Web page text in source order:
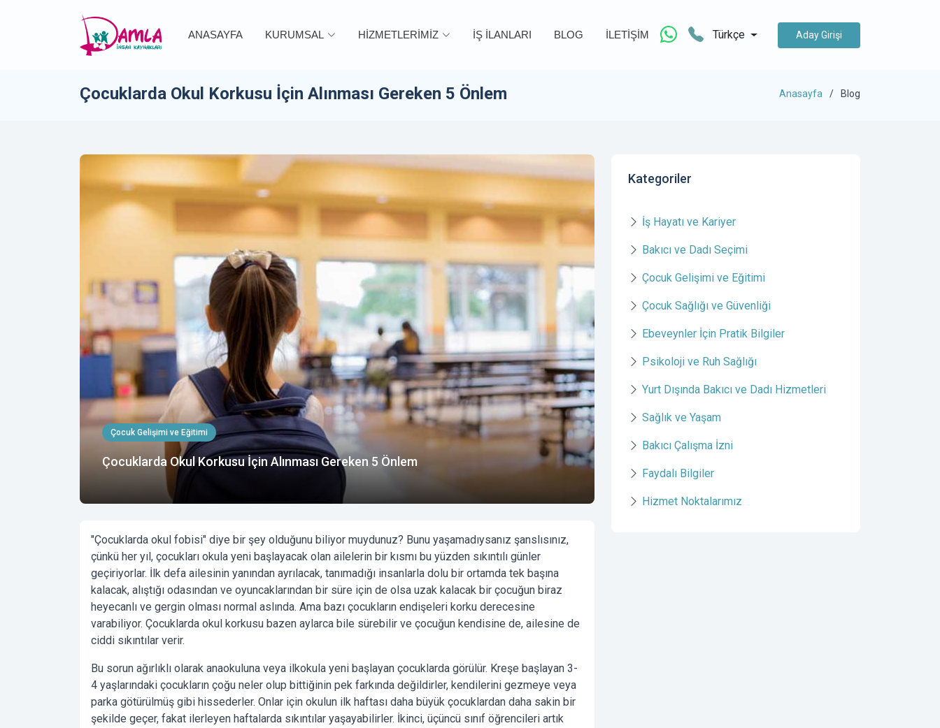
ANASAYFA KURUMSAL HİZMETLERİMİZ İŞ İLANLARI BLOG İLETİŞİM Türkçe Aday Girişi
Çocuklarda Okul Korkusu İçin Alınması Gereken 5 Önlem Anasayfa Blog
Çocuk Gelişimi ve Eğitimi
Çocuklarda Okul Korkusu İçin Alınması Gereken 5 Önlem
"Çocuklarda okul fobisi" diye bir şey olduğunu biliyor muydunuz? Bunu yaşamadıysanız şanslısınız,
çünkü her yıl, çocukları okula yeni başlayacak olan ailelerin bir kısmı bu yüzden sıkıntılı günler
geçiriyorlar. İlk defa ailesinin yanından ayrılacak, tanımadığı insanlarla dolu bir ortamda tek başına
kalacak, alıştığı odasından ve oyuncaklarından bir süre için de olsa uzak kalacak bir çocuğun biraz
heyecanlı ve gergin olması normal aslında. Ama bazı çocukların endişeleri korku derecesine
varabiliyor. Çocuklarda okul korkusu bazen aylarca bile sürebilir ve çocuğun kendisine de, ailesine de
ciddi sıkıntılar verir.
Bu sorun ağırlıklı olarak anaokuluna veya ilkokula yeni başlayan çocuklarda görülür. Kreşe başlayan 3-
4 yaşlarındaki çocukların çoğu neler olup bittiğinin pek farkında değildirler, kendilerini gezmeye veya
parka götürülmüş gibi hissederler. Onlar için okulun ilk haftası daha büyük çocuklardan daha sakin bir
şekilde geçer, fakat ilerleyen haftalarda sıkıntılar yaşayabilirler. İkinci, üçüncü sınıf öğrencileri artık
Kategoriler
İş Hayatı ve Kariyer
Bakıcı ve Dadı Seçimi
Çocuk Gelişimi ve Eğitimi
Çocuk Sağlığı ve Güvenliği
Ebeveynler İçin Pratik Bilgiler
Psikoloji ve Ruh Sağlığı
Yurt Dışında Bakıcı ve Dadı Hizmetleri
Sağlık ve Yaşam
Bakıcı Çalışma İzni
Faydalı Bilgiler
Hizmet Noktalarımız